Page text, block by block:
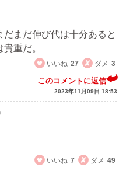
まだ伸び代は十分あると
重だ。
いいね 27 ダメ 3
このコメントに返信
2023年11月09日 18:53
いいね 7 ダメ 49